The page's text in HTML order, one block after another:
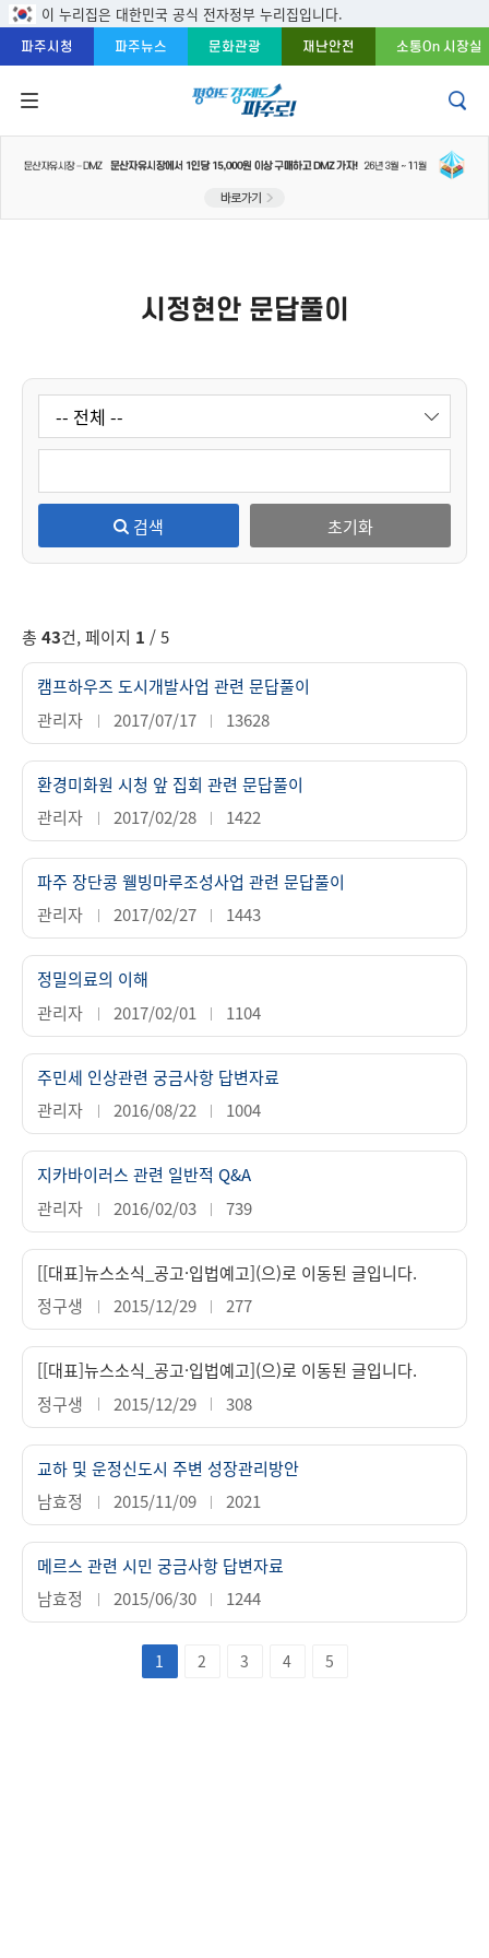
본문 바로가기
주메뉴 바로가기
푸터 바로가기
이 누리집은 대한민국 공식 전자정부 누리집입니다.
파주시청 파주뉴스 문화관광 재난안전 소통On 시장실
시정현안 문답풀이
검색 초기화
총 43건, 페이지 1 / 5
캠프하우즈 도시개발사업 관련 문답풀이
관리자
2017/07/17 13628
환경미화원 시청 앞 집회 관련 문답풀이
관리자
2017/02/28 1422
파주 장단콩 웰빙마루조성사업 관련 문답풀이
관리자
2017/02/27 1443
정밀의료의 이해
관리자
2017/02/01 1104
주민세 인상관련 궁금사항 답변자료
관리자
2016/08/22 1004
지카바이러스 관련 일반적 Q&A
관리자
2016/02/03 739
[[대표]뉴스소식_공고·입법예고](으)로 이동된 글입니다.
정구생
2015/12/29 277
[[대표]뉴스소식_공고·입법예고](으)로 이동된 글입니다.
정구생
2015/12/29 308
교하 및 운정신도시 주변 성장관리방안
남효정
2015/11/09 2021
메르스 관련 시민 궁금사항 답변자료
남효정
2015/06/30 1244
1 2 3 4 5